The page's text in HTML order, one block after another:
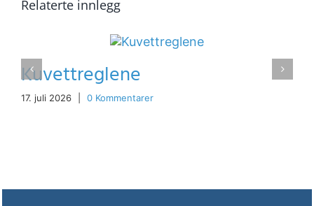
Relaterte innlegg
Kuvettreglene
17. juli 2026 0 Kommentarer